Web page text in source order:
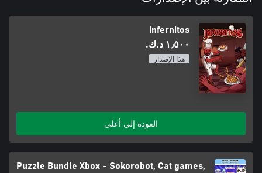
Infernitos
١٫٥٠٠ د.ك.‏
هذا الإصدار
العودة إلى أعلى
Puzzle Bundle Xbox - Sokorobot, Cat games,